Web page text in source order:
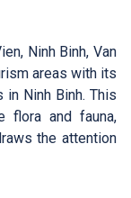
Ninh Binh, Van
areas with its
Ninh Binh. This
flora and fauna,
the attention